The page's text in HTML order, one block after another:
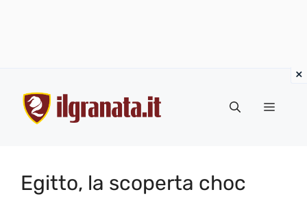
contenuto
Menu
Egitto, la scoperta choc